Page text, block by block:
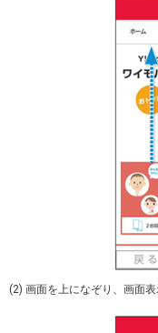
(2) 画面を上になぞり、画面表